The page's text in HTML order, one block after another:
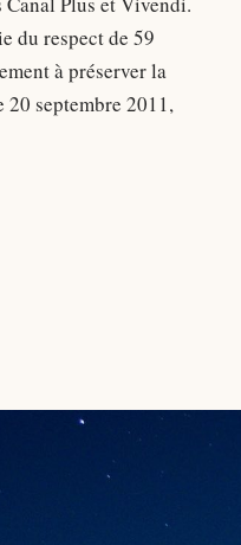
du respect de 59
à préserver la
20 septembre 2011,